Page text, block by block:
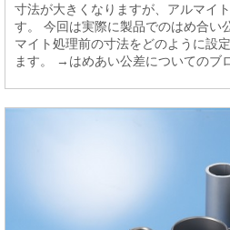
寸法が大きくなりますが、アルマイ
す。 今回は実際に製品でのはめ合い
マイト処理前の寸法をどのように設
ます。 →はめあい公差についてのブ